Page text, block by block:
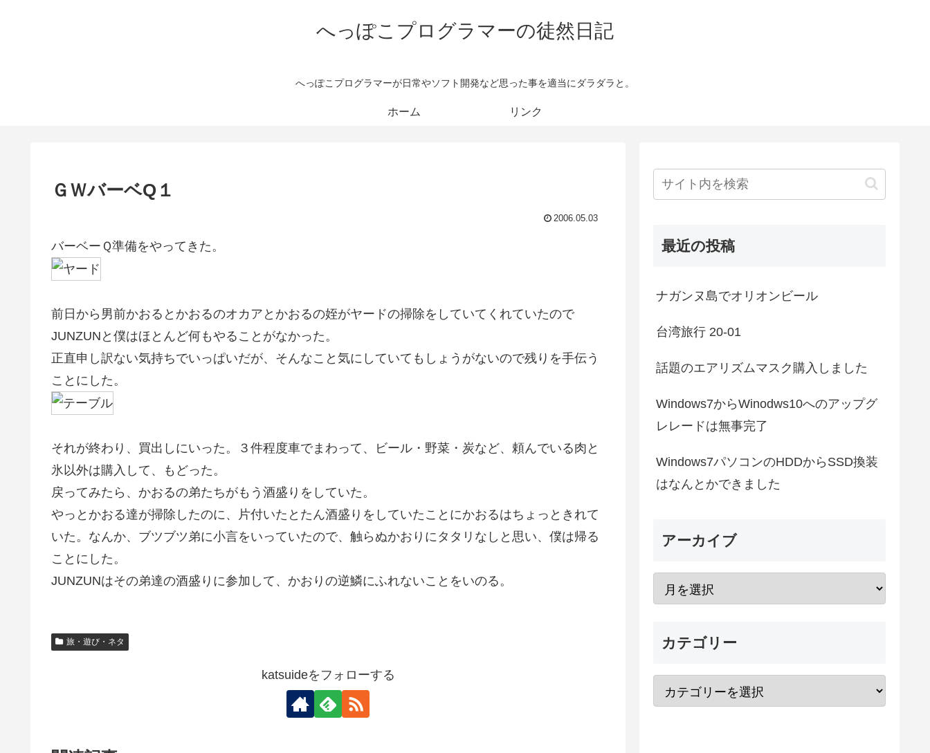
へっぽこプログラマーの徒然日記
へっぽこプログラマーが日常やソフト開発など思った事を適当にダラダラと。
ホーム リンク
ＧＷバーベQ１
2006.05.03
バーベーＱ準備をやってきた。
前日から男前かおるとかおるのオカアとかおるの姪がヤードの掃除をしていてくれていたので
JUNZUNと僕はほとんど何もやることがなかった。
正直申し訳ない気持ちでいっぱいだが、そんなこと気にしていてもしょうがないので残りを手伝う
ことにした。
それが終わり、買出しにいった。３件程度車でまわって、ビール・野菜・炭など、頼んでいる肉と
氷以外は購入して、もどった。
戻ってみたら、かおるの弟たちがもう酒盛りをしていた。
やっとかおる達が掃除したのに、片付いたとたん酒盛りをしていたことにかおるはちょっときれて
いた。なんか、ブツブツ弟に小言をいっていたので、触らぬかおりにタタリなしと思い、僕は帰る
ことにした。
JUNZUNはその弟達の酒盛りに参加して、かおりの逆鱗にふれないことをいのる。
旅・遊び・ネタ
katsuideをフォローする
最近の投稿
ナガンヌ島でオリオンビール
台湾旅行 20-01
話題のエアリズムマスク購入しました
Windows7からWinodws10へのアップグ
レレードは無事完了
Windows7パソコンのHDDからSSD換装
はなんとかできました
アーカイブ
カテゴリー